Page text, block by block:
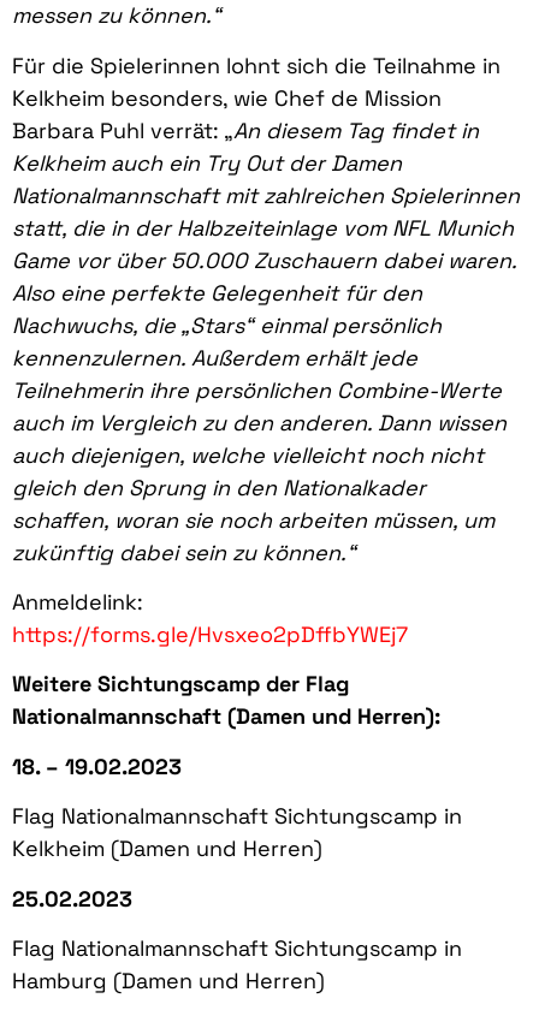
messen zu können.“
Für die Spielerinnen lohnt sich die Teilnahme in
Kelkheim besonders, wie Chef de Mission
Barbara Puhl verrät: „An diesem Tag findet in
Kelkheim auch ein Try Out der Damen
Nationalmannschaft mit zahlreichen Spielerinnen
statt, die in der Halbzeiteinlage vom NFL Munich
Game vor über 50.000 Zuschauern dabei waren.
Also eine perfekte Gelegenheit für den
Nachwuchs, die „Stars“ einmal persönlich
kennenzulernen. Außerdem erhält jede
Teilnehmerin ihre persönlichen Combine-Werte
auch im Vergleich zu den anderen. Dann wissen
auch diejenigen, welche vielleicht noch nicht
gleich den Sprung in den Nationalkader
schaffen, woran sie noch arbeiten müssen, um
zukünftig dabei sein zu können.“
Anmeldelink:
https://forms.gle/Hvsxeo2pDffbYWEj7
Weitere Sichtungscamp der Flag
Nationalmannschaft (Damen und Herren):
18. – 19.02.2023
Flag Nationalmannschaft Sichtungscamp in
Kelkheim (Damen und Herren)
25.02.2023
Flag Nationalmannschaft Sichtungscamp in
Hamburg (Damen und Herren)